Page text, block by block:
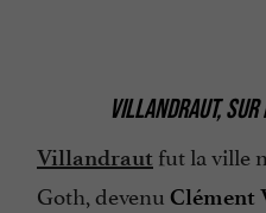
VILLANDRAUT,
Villandraut fut la ville
Goth, devenu Clément